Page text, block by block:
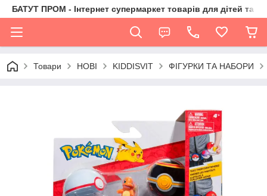
БАТУТ ПРОМ - Інтернет супермаркет товарів для дітей та їх
Товари НОВІ KIDDISVIT ФІГУРКИ ТА НАБОРИ